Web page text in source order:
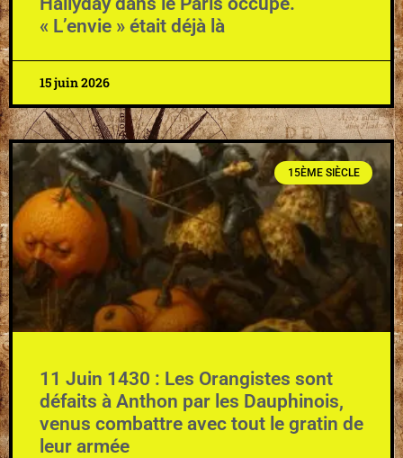
« L’envie » était déjà là
15 juin 2026
15ÈME SIÈCLE
11 Juin 1430 : Les Orangistes sont
défaits à Anthon par les Dauphinois,
venus combattre avec tout le gratin de
leur armée